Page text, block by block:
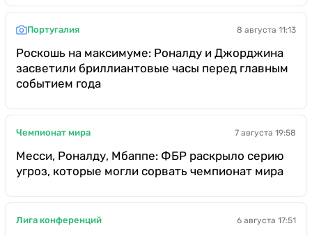
Португалия 8 августа 11:13
Роскошь на максимуме: Роналду и Джорджина
засветили бриллиантовые часы перед главным
событием года
Чемпионат мира 7 августа 19:58
Месси, Роналду, Мбаппе: ФБР раскрыло серию
угроз, которые могли сорвать чемпионат мира
Лига конференций 6 августа 17:51